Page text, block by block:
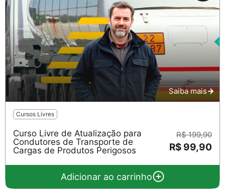
Saiba mais
Cursos Livres
Curso Livre de Atualização para
Condutores de Transporte de
Cargas de Produtos Perigosos
R$ 199,90
R$ 99,90
Adicionar ao carrinho